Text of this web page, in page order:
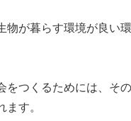
物が暮らす環境が良い環
をつくるためには、そ
ます。